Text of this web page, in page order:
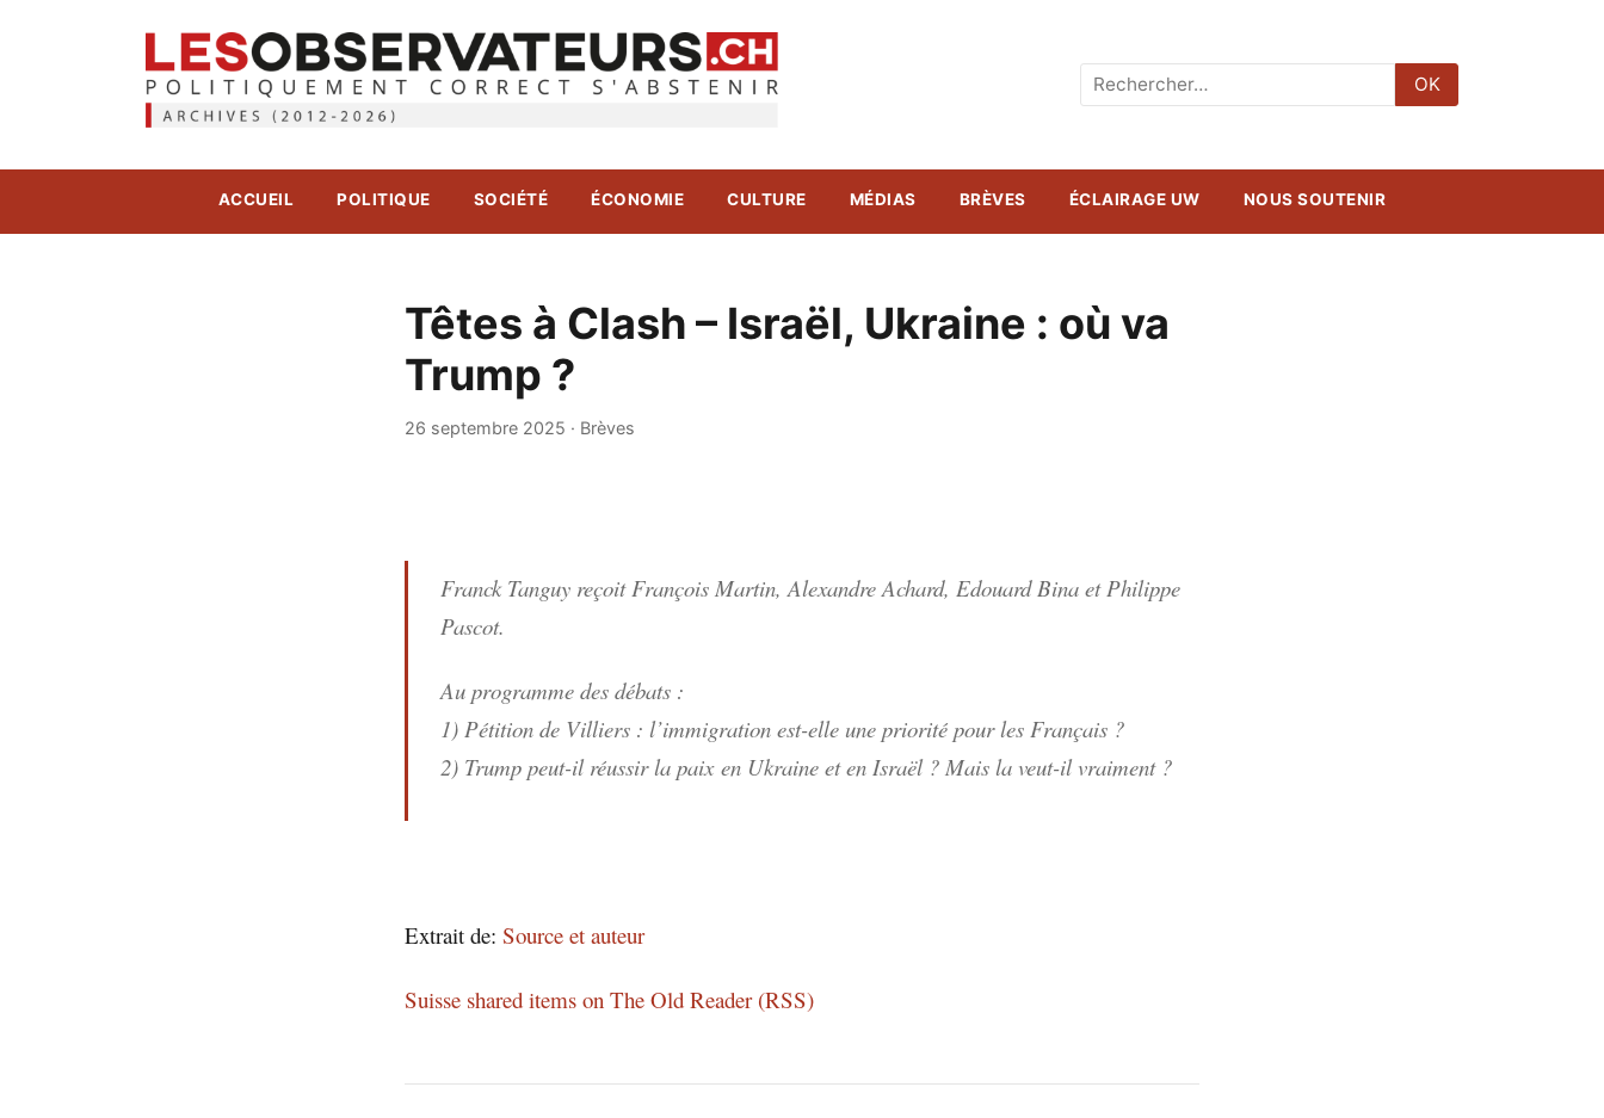
Rechercher
:
OK
ACCUEIL POLITIQUE SOCIÉTÉ ÉCONOMIE CULTURE MÉDIAS BRÈVES ÉCLAIRAGE UW NOUS SOUTENIR
Têtes à Clash – Israël, Ukraine : où va
Trump ?
26 septembre 2025 · Brèves
Franck Tanguy reçoit François Martin, Alexandre Achard, Edouard Bina et Philippe
Pascot.
Au programme des débats :
1) Pétition de Villiers : l’immigration est-elle une priorité pour les Français ?
2) Trump peut-il réussir la paix en Ukraine et en Israël ? Mais la veut-il vraiment ?
Extrait de: Source et auteur
Suisse shared items on The Old Reader (RSS)